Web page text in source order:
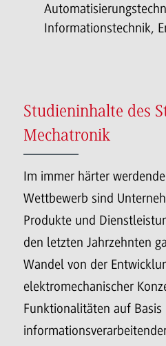
Informationstechnik,
Studieninhalte des
Mechatronik
Im immer härter
Wettbewerb sind
Produkte und
den letzten Jahrzehnten
Wandel von der
elektromechanischer
Funktionalitäten auf